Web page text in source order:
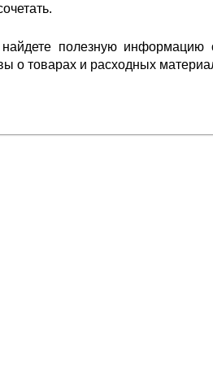
полезную информацию
о товарах и расходных